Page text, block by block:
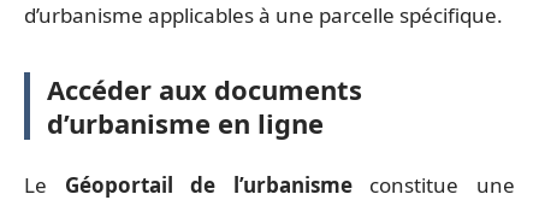
d’urbanisme applicables à une parcelle spécifique.
Accéder aux documents
d’urbanisme en ligne
Le Géoportail de l’urbanismeconstitue une